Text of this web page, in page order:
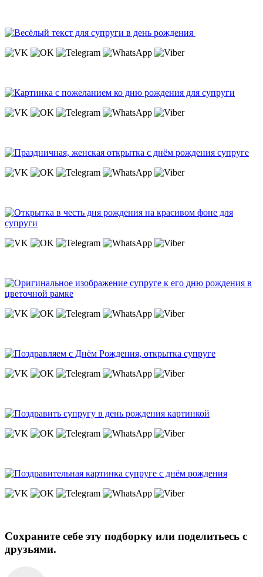
Сохраните себе эту подборку или поделитьесь с
друзьями.